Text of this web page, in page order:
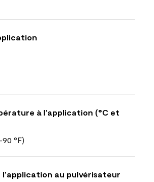
à l’application (°C et
°F)
l’application au pulvérisateur